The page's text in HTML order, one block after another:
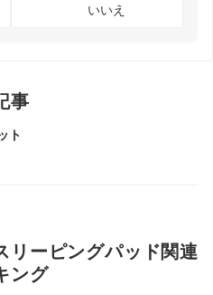
いいえ
事
ト
リーピングパッド関連
ング